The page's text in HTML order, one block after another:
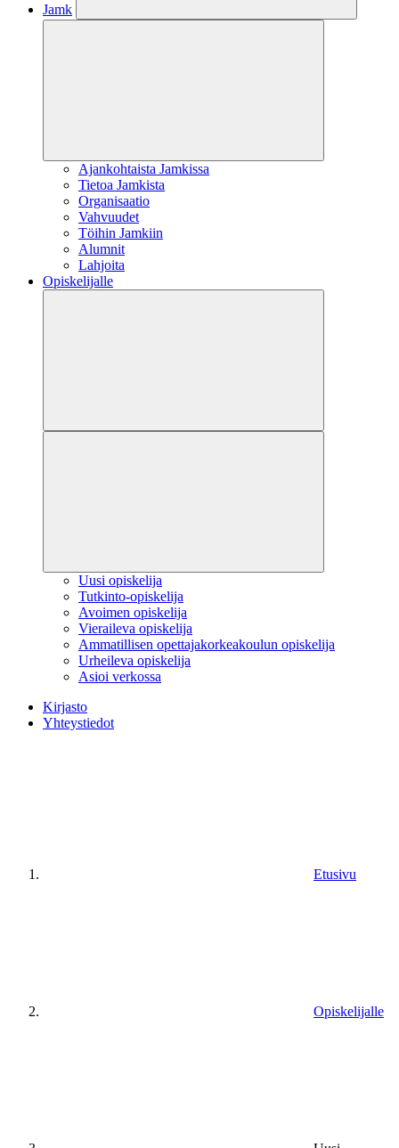
Jamk
Ajankohtaista Jamkissa
Tietoa Jamkista
Organisaatio
Vahvuudet
Töihin Jamkiin
Alumnit
Lahjoita
Opiskelijalle
Uusi opiskelija
Tutkinto-opiskelija
Avoimen opiskelija
Vieraileva opiskelija
Ammatillisen opettajakorkeakoulun opiskelija
Urheileva opiskelija
Asioi verkossa
Kirjasto
Yhteystiedot
Etusivu
Opiskelijalle